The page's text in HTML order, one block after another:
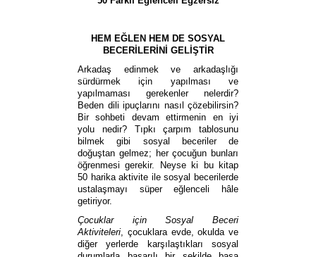
HEM EĞLEN HEM DE SOSYAL
BECERİLERİNİ GELİŞTİR
Arkadaş edinmek ve arkadaşlığı
sürdürmek için yapılması ve
yapılmaması gerekenlernelerdir?
Beden dili ipuçlarını nasıl çözebilirsin?
Bir sohbeti devam ettirmenin en iyi
yolu nedir? Tıpkı çarpım tablosunu
bilmek gibi sosyal beceriler de
doğuştan gelmez; her çocuğun bunları
öğrenmesi gerekir. Neyse ki bu kitap
50 harika aktivite ile sosyal becerilerde
ustalaşmayı süper eğlenceli hâle
getiriyor.
Çocuklar için Sosyal Beceri
Aktiviteleri, çocuklara evde, okulda ve
diğer yerlerde karşılaştıkları sosyal